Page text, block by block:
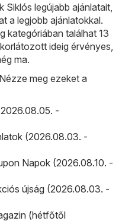
Siklós legújabb ajánlatait,
a legjobb ajánlatokkal.
kategóriában találhat 13
ideig érvényes,
ma.
meg ezeket a
-
(2026.08.03. -
Napok (2026.08.10. -
újság (2026.08.03. -
(hétfőtől